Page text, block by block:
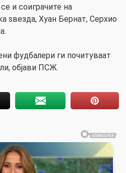
и соиграчите на
ѕвезда, Хуан Бернат, Серхио
фудбалери ги почитуваат
објави ПСЖ.